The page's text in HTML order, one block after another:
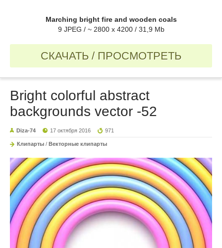
Marching bright fire and wooden coals
9 JPEG / ~ 2800 x 4200 / 31,9 Mb
СКАЧАТЬ / ПРОСМОТРЕТЬ
Bright colorful abstract
backgrounds vector -52
Diza-74 17 октября 2016 971
Клипарты / Векторные клипарты